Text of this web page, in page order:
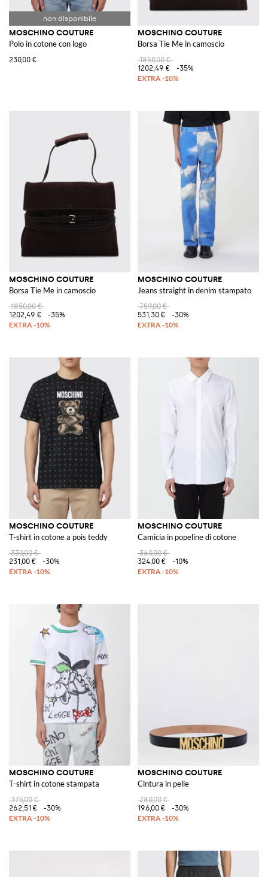
MOSCHINO COUTURE
Polo in cotone con logo
230,00 €
MOSCHINO COUTURE
Borsa Tie Me in camoscio
1850,00 €
1202,49 €
-35%
MOSCHINO COUTURE
Borsa Tie Me in camoscio
1850,00 €
1202,49 €
-35%
MOSCHINO COUTURE
Jeans straight in denim stampato
759,00 €
531,30 €
-30%
MOSCHINO COUTURE
T-shirt in cotone a pois teddy
330,00 €
231,00 €
-30%
MOSCHINO COUTURE
Camicia in popeline di cotone
360,00 €
324,00 €
-10%
MOSCHINO COUTURE
T-shirt in cotone stampata
375,00 €
262,51 €
-30%
MOSCHINO COUTURE
Cintura in pelle
280,00 €
196,00 €
-30%